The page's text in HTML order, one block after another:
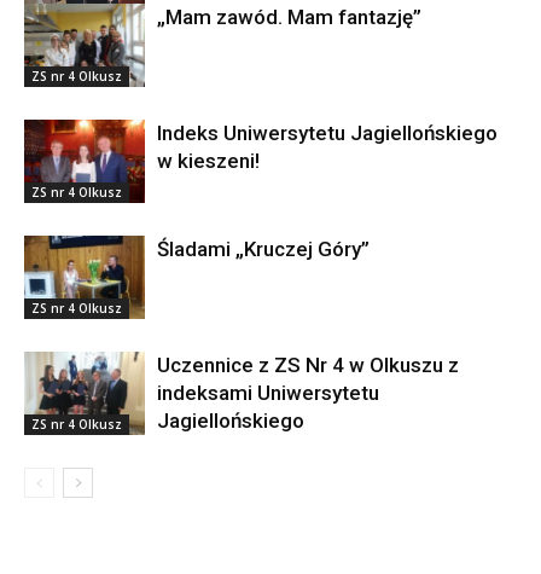
ZS nr 4 Olkusz
ZS nr 4 Olkusz
„Mam zawód. Mam fantazję”
ZS nr 4 Olkusz
Indeks Uniwersytetu Jagiellońskiego
w kieszeni!
ZS nr 4 Olkusz
Śladami „Kruczej Góry”
ZS nr 4 Olkusz
Uczennice z ZS Nr 4 w Olkuszu z
indeksami Uniwersytetu
Jagiellońskiego